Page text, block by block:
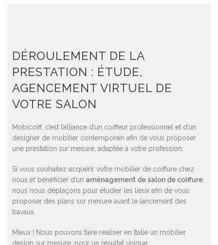
DÉROULEMENT DE LA
PRESTATION : ÉTUDE,
AGENCEMENT VIRTUEL DE
VOTRE SALON
Mobicoiff, c’est l’alliance d’un coiffeur professionnel et d’un
designer de mobilier contemporain afin de vous proposer
une prestation sur mesure, adaptée à votre profession.
Si vous souhaitez acquérir votre mobilier de coiffure chez
nous et bénéficier d’un aménagement de salon de coiffure
nous nous déplaçons pour étudier les lieux afin de vous
proposer des plans sur mesure avant le lancement des
travaux.
Mieux ! Nous pouvons faire réaliser en Italie un mobilier
design sur mesure, pour un résultat unique.